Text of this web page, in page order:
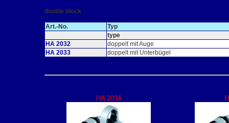
Doppelblock
double block
Art.-No.
Typ
type
HA 2032
doppelt mit Auge
HA 2033
doppelt mit Unterbügel
HA 2034